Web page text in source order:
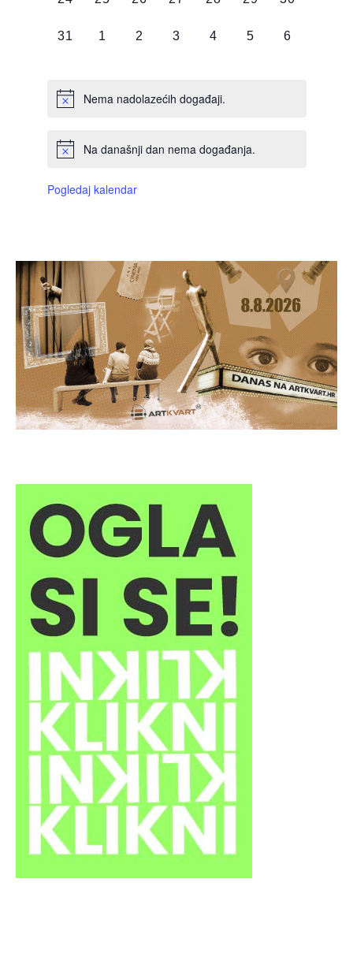
0
31
0
1
0
2
0
3
0
4
0
5
0
6
Nema nadolazećih događaji.
Na današnji dan nema događanja.
Pogledaj kalendar